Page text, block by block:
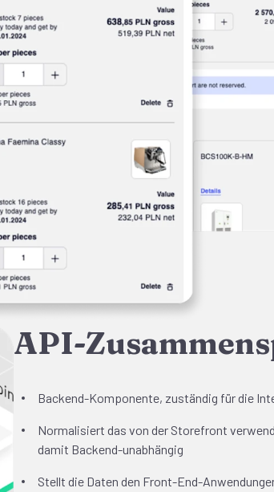
API-
Backend-Komponente, zuständig für die
Normalisiert das von der Storefront
damit Backend-unabhängig
Stellt die Daten den Front-End-